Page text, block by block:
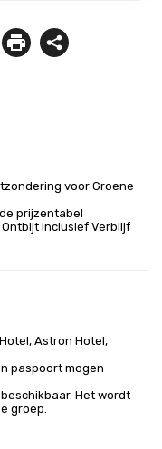
voor Groene
prijzentabel
Inclusief Verblijf
Astron Hotel,
paspoort mogen
Het wordt
groep.